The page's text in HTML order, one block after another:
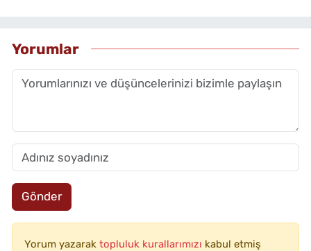
Yorumlar
Gönder
Yorum yazarak topluluk kurallarımızı kabul etmiş